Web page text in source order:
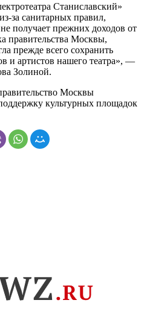
Станиславский»
за санитарных правил,
получает прежних доходов от
правительства Москвы,
прежде всего сохранить
и артистов нашего театра», —
Золиной.
Москвы
культурных площадок